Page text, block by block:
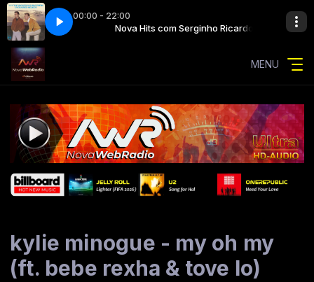
00:00 - 22:00
Ricardo Nova Hits com Serginho Ricardo
unchained melody righteous brothers - unchained melody
MENU
kylie minogue - my oh my
(ft. bebe rexha & tove lo)